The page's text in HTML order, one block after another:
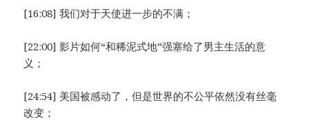
[16:08] 我们对于天使进一步的不满；
[22:00] 影片如何“和稀泥式地”强塞给了男主生活的意
义；
[24:54] 美国被感动了，但是世界的不公平依然没有丝毫
改变；